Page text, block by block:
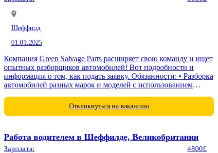
Шеффилд
01.01.2025
Компания Green Salvage Parts расширяет свою команду и ищет
опытных разборщиков автомобилей! Вот подробности и
информация о том, как подать заявку. Обязанности: • Разборка
автомобилей разных марок и моделей с использованием
Откликнуться на вакансию
Работа водителем в Шеффилде, Великобритании
Зарплата: 4800£